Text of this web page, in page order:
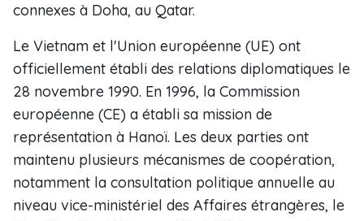
connexes à Doha, au Qatar.
Le Vietnam et l'Union européenne (UE) ont
officiellement établi des relations diplomatiques le
28 novembre 1990. En 1996, la Commission
européenne (CE) a établi sa mission de
représentation à Hanoï. Les deux parties ont
maintenu plusieurs mécanismes de coopération,
notamment la consultation politique annuelle au
niveau vice-ministériel des Affaires étrangères, le